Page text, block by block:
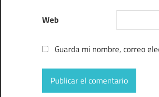
Web
Guarda mi nombre, correo